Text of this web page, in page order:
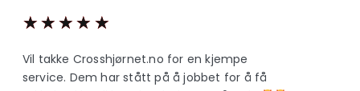
★ ★ ★ ★ ★
Vil takke Crosshjørnet.no for en kjempe
service. Dem har stått på å jobbet for å få